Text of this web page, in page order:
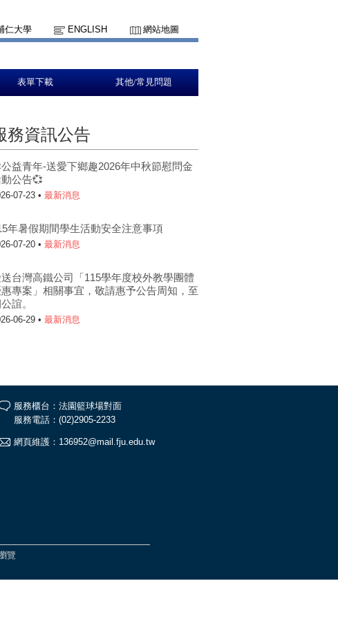
仁大學 ENGLISH 網站地圖
表單下載 其他/常見問題
務資訊公告
益青年-送愛下鄉趣2026年中秋節慰問金
公告💞
07-23 • 最新消息
年暑假期間學生活動安全注意事項
07-20 • 最新消息
台灣高鐵公司「115學年度校外教學團體
專案」相關事宜，敬請惠予公告周知，至
誼。
06-29 • 最新消息
服務櫃台：法園籃球場對面
服務電話：(02)2905-2233
網頁維護：136952@mail.fju.edu.tw
覽